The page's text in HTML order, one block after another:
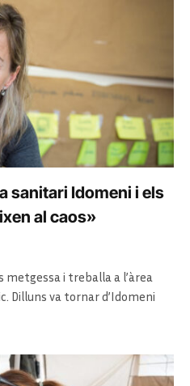
sanitari Idomeni i els
al caos»
metgessa i treballa a l’àrea
Dilluns va tornar d’Idomeni